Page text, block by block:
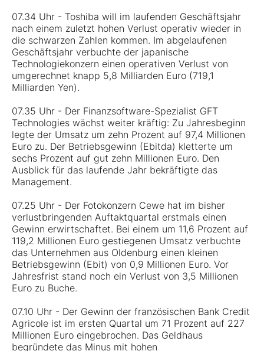
07.34 Uhr - Toshiba will im laufenden Geschäftsjahr
nach einem zuletzt hohen Verlust operativ wieder in
die schwarzen Zahlen kommen. Im abgelaufenen
Geschäftsjahr verbuchte der japanische
Technologiekonzern einen operativen Verlust von
umgerechnet knapp 5,8 Milliarden Euro (719,1
Milliarden Yen).
07.35 Uhr - Der Finanzsoftware-Spezialist GFT
Technologies wächst weiter kräftig: Zu Jahresbeginn
legte der Umsatz um zehn Prozent auf 97,4 Millionen
Euro zu. Der Betriebsgewinn (Ebitda) kletterte um
sechs Prozent auf gut zehn Millionen Euro. Den
Ausblick für das laufende Jahr bekräftigte das
Management.
07.25 Uhr - Der Fotokonzern Cewe hat im bisher
verlustbringenden Auftaktquartal erstmals einen
Gewinn erwirtschaftet. Bei einem um 11,6 Prozent auf
119,2 Millionen Euro gestiegenen Umsatz verbuchte
das Unternehmen aus Oldenburg einen kleinen
Betriebsgewinn (Ebit) von 0,9 Millionen Euro. Vor
Jahresfrist stand noch ein Verlust von 3,5 Millionen
Euro zu Buche.
07.10 Uhr - Der Gewinn der französischen Bank Credit
Agricole ist im ersten Quartal um 71 Prozent auf 227
Millionen Euro eingebrochen. Das Geldhaus
begründete das Minus mit hohen